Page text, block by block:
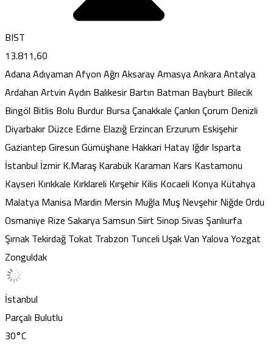
BIST
13.811,60
AdanaAdıyamanAfyonAğrıAksarayAmasyaAnkaraAntalya
ArdahanArtvinAydın BalıkesirBartın Batman Bayburt Bilecik
Bingöl Bitlis Bolu BurdurBursaÇanakkaleÇankırıÇorum Denizli
DiyarbakırDüzce Edirne ElazığErzincan Erzurum Eskişehir
GaziantepGiresunGümüşhane Hakkari HatayIğdırIsparta
İstanbul İzmirK.MaraşKarabükKaraman Kars Kastamonu
Kayseri Kırıkkale Kırklareli KırşehirKilis Kocaeli KonyaKütahya
MalatyaManisaMardin Mersin MuğlaMuşNevşehirNiğdeOrdu
Osmaniye RizeSakaryaSamsunSiirtSinopSivasŞanlıurfa
ŞırnakTekirdağTokat Trabzon TunceliUşakVanYalovaYozgat
Zonguldak
İstanbul
Parçalı Bulutlu
30°C